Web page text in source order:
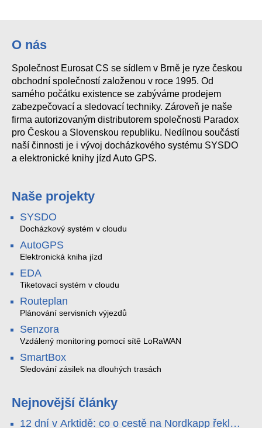
O nás
Společnost Eurosat CS se sídlem v Brně je ryze českou
obchodní společností založenou v roce 1995. Od
samého počátku existence se zabýváme prodejem
zabezpečovací a sledovací techniky. Zároveň je naše
firma autorizovaným distributorem společnosti Paradox
pro Českou a Slovenskou republiku. Nedílnou součástí
naší činnosti je i vývoj docházkového systému SYSDO
a elektronické knihy jízd Auto GPS.
Naše projekty
SYSDO
Docházkový systém v cloudu
AutoGPS
Elektronická kniha jízd
EDA
Tiketovací systém v cloudu
Routeplan
Plánování servisních výjezdů
Senzora
Vzdálený monitoring pomocí sítě LoRaWAN
SmartBox
Sledování zásilek na dlouhých trasách
Nejnovější články
12 dní v Arktidě: co o cestě na Nordkapp řekla